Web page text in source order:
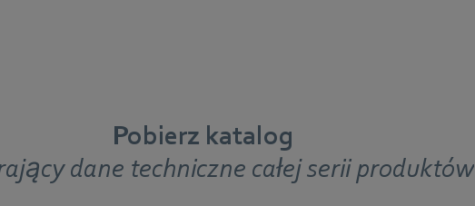
Pobierz katalog
dane techniczne całej serii produktów